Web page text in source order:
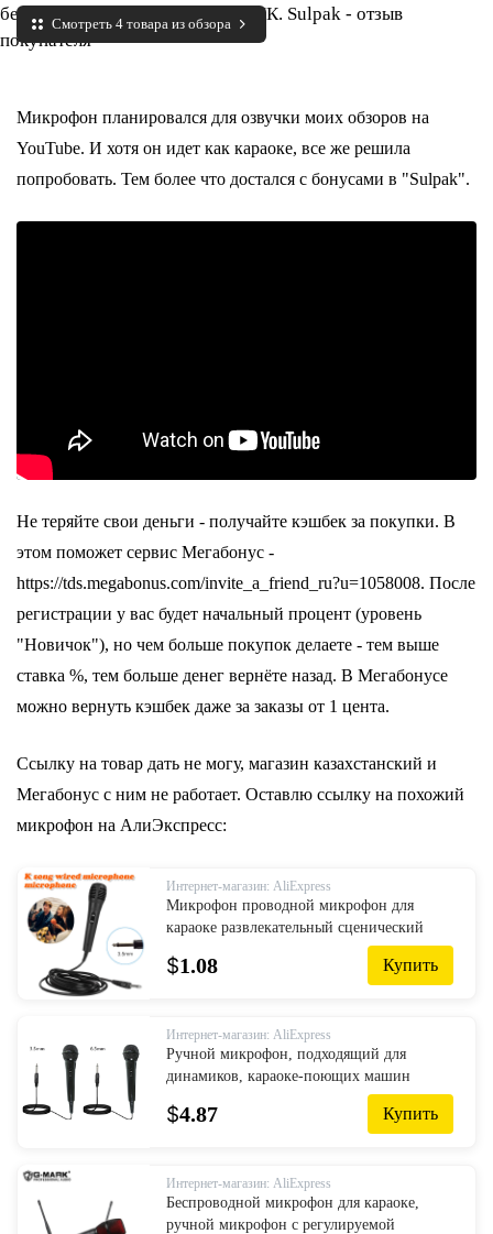
Смотреть 4 товара из обзора
Микрофон планировался для озвучки моих обзоров на
YouTube. И хотя он идет как караоке, все же решила
попробовать. Тем более что достался с бонусами в "Sulpak".
Не теряйте свои деньги - получайте кэшбек за покупки. В
этом поможет сервис Мегабонус -
https://tds.megabonus.com/invite_a_friend_ru?u=1058008. После
регистрации у вас будет начальный процент (уровень
"Новичок"), но чем больше покупок делаете - тем выше
ставка %, тем больше денег вернёте назад. В Мегабонусе
можно вернуть кэшбек даже за заказы от 1 цента.
Ссылку на товар дать не могу, магазин казахстанский и
Мегабонус с ним не работает. Оставлю ссылку на похожий
микрофон на АлиЭкспресс:
Интернет-магазин: AliExpress
Микрофон проводной микрофон для
караоке развлекательный сценический
динамик микрофон с кабелем XLR до 6,35
мм для записи караоке
$1.08 Купить
Интернет-магазин: AliExpress
Ручной микрофон, подходящий для
динамиков, караоке-поющих машин
$4.87 Купить
Интернет-магазин: AliExpress
Беспроводной микрофон для караоке,
ручной микрофон с регулируемой